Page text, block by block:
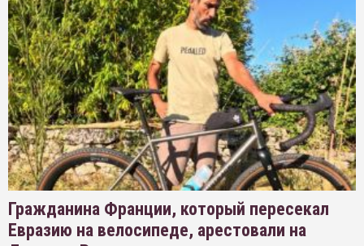
Гражданина Франции, который пересекал
Евразию на велосипеде, арестовали на